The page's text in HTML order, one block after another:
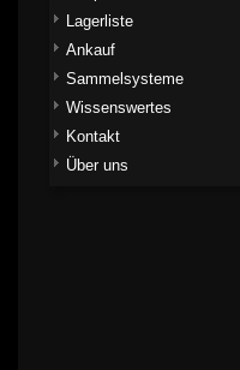
Lagerliste
Ankauf
Sammelsysteme
Wissenswertes
Kontakt
Über uns